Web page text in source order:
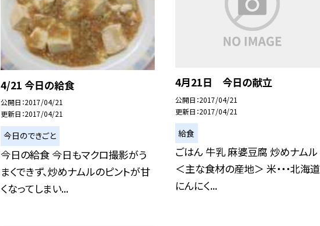
4/21 今日の給食
公開日 2017/04/21
更新日 2017/04/21
今日のできごと
今日の給食 今日もマクロ撮影がう
まくできず、炒めナムルのピントが甘
くなってしまい...
4月21日 今日の献立
公開日 2017/04/21
更新日 2017/04/21
給食
ごはん 牛乳 麻婆豆腐 炒めナムル
＜主な食材の産地＞ 米・・・北海道
にんにく...